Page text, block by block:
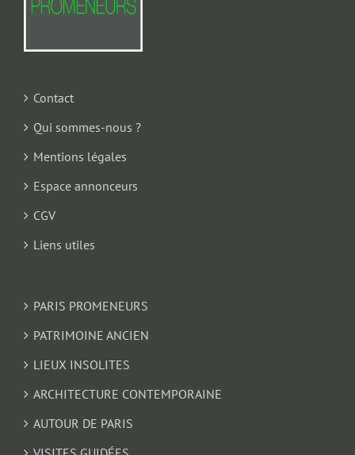
Contact
Qui sommes-nous ?
Mentions légales
Espace annonceurs
CGV
Liens utiles
PARIS PROMENEURS
PATRIMOINE ANCIEN
LIEUX INSOLITES
ARCHITECTURE CONTEMPORAINE
AUTOUR DE PARIS